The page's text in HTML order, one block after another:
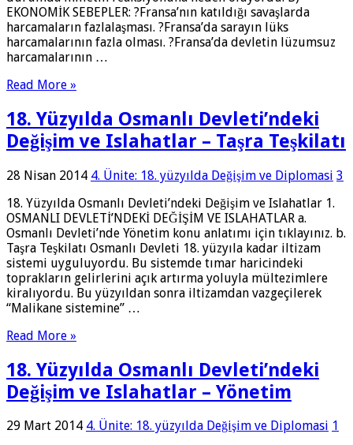
EKONOMİK SEBEPLER: ?Fransa’nın katıldığı savaşlarda
harcamaların fazlalaşması. ?Fransa’da sarayın lüks
harcamalarının fazla olması. ?Fransa’da devletin lüzumsuz
harcamalarının …
Read More »
18. Yüzyılda Osmanlı Devleti’ndeki
Değişim ve Islahatlar – Taşra Teşkilatı
28 Nisan 2014 4. Ünite: 18. yüzyılda Değişim ve Diplomasi 3
18. Yüzyılda Osmanlı Devleti’ndeki Değişim ve Islahatlar 1.
OSMANLI DEVLETİ’NDEKİ DEĞİŞİM VE ISLAHATLAR a.
Osmanlı Devleti’nde Yönetim konu anlatımı için tıklayınız. b.
Taşra Teşkilatı Osmanlı Devleti 18. yüzyıla kadar iltizam
sistemi uyguluyordu. Bu sistemde tımar haricindeki
toprakların gelirlerini açık artırma yoluyla mültezimlere
kiralıyordu. Bu yüzyıldan sonra iltizamdan vazgeçilerek
“Malikane sistemine” …
Read More »
18. Yüzyılda Osmanlı Devleti’ndeki
Değişim ve Islahatlar – Yönetim
29 Mart 2014 4. Ünite: 18. yüzyılda Değişim ve Diplomasi 1